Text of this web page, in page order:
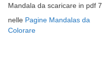
Mandala da scaricare in pdf 7
nelle Pagine Mandalas da
Colorare